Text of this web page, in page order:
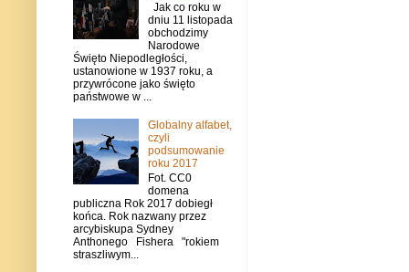
Jak co roku w
dniu 11 listopada
obchodzimy
Narodowe
Święto Niepodległości,
ustanowione w 1937 roku, a
przywrócone jako święto
państwowe w ...
Globalny alfabet,
czyli
podsumowanie
roku 2017
Fot. CC0
domena
publiczna Rok 2017 dobiegł
końca. Rok nazwany przez
arcybiskupa Sydney
Anthonego Fishera "rokiem
straszliwym...